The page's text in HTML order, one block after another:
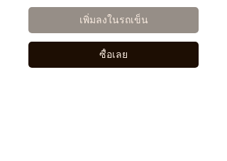
เพิ่มลงในรถเข็น
ซื้อเลย